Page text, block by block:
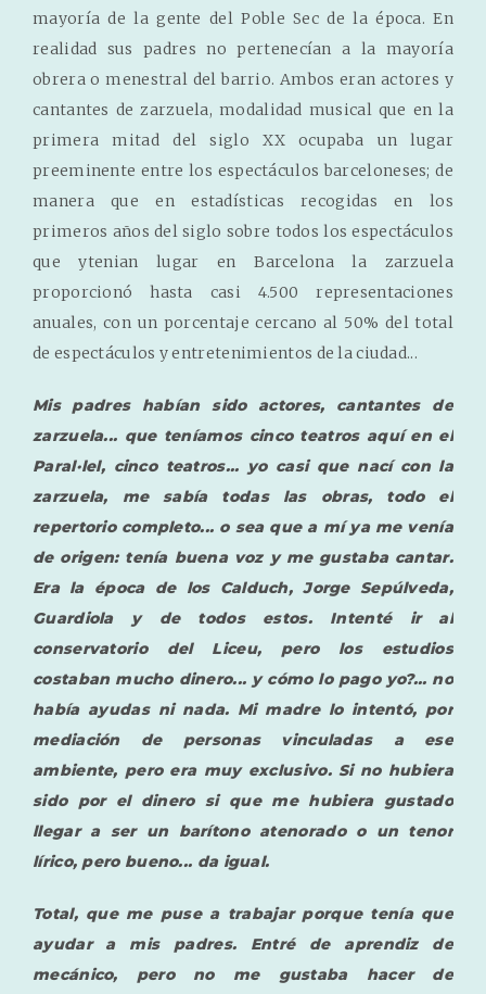
mayoría de la gente del Poble Sec de la época. En
realidad sus padres no pertenecían a la mayoría
obrera o menestral del barrio. Ambos eran actores y
cantantes de zarzuela, modalidad musical que en la
primera mitad del siglo XX ocupaba un lugar
preeminente entre los espectáculos barceloneses; de
manera que en estadísticas recogidas en los
primeros años del siglo sobre todos los espectáculos
que ytenian lugar en Barcelona la zarzuela
proporcionó hasta casi 4.500 representaciones
anuales, con un porcentaje cercano al 50% del total
de espectáculos y entretenimientos de la ciudad...
Mis padres habían sido actores, cantantes de
zarzuela... que teníamos cinco teatros aquí en el
Paral·lel, cinco teatros... yo casi que nací con la
zarzuela, me sabía todas las obras, todo el
repertorio completo... o sea que a mí ya me venía
de origen: tenía buena voz y me gustaba cantar.
Era la época de los Calduch, Jorge Sepúlveda,
Guardiola y de todos estos. Intenté ir al
conservatorio del Liceu, pero los estudios
costaban mucho dinero... y cómo lo pago yo?... no
había ayudas ni nada. Mi madre lo intentó, por
mediación de personas vinculadas a ese
ambiente, pero era muy exclusivo. Si no hubiera
sido por el dinero si que me hubiera gustado
llegar a ser un barítono atenorado o un tenor
lírico, pero bueno... da igual.
Total, que me puse a trabajar porque tenía que
ayudar a mis padres. Entré de aprendiz de
mecánico, pero no me gustaba hacer de